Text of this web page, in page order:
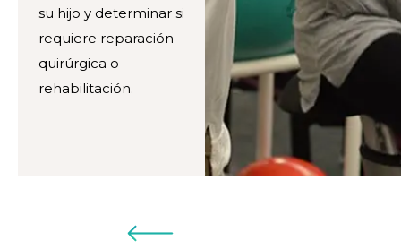
su hijo y determinar si
requiere reparación
quirúrgica o
rehabilitación.